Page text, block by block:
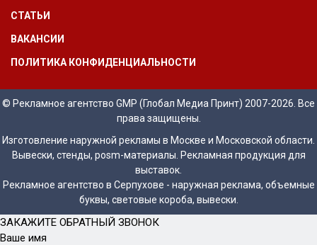
СТАТЬИ
ВАКАНСИИ
ПОЛИТИКА КОНФИДЕНЦИАЛЬНОСТИ
© Рекламное агентство GMP (Глобал Медиа Принт) 2007-2026. Все
права защищены.
Изготовление наружной рекламы в Москве и Московской области.
Вывески, стенды, posm-материалы. Рекламная продукция для
выставок.
Рекламное агентство в Серпухове - наружная реклама, объемные
буквы, световые короба, вывески.
ЗАКАЖИТЕ ОБРАТНЫЙ ЗВОНОК
Ваше имя